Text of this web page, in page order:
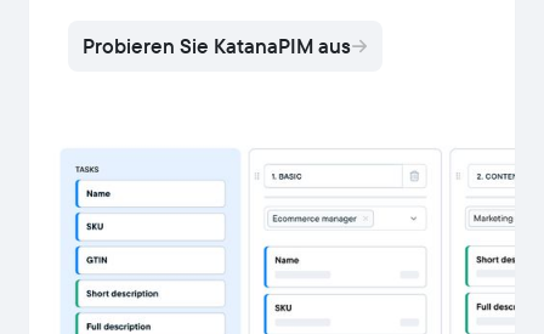
Probieren Sie KatanaPIM aus